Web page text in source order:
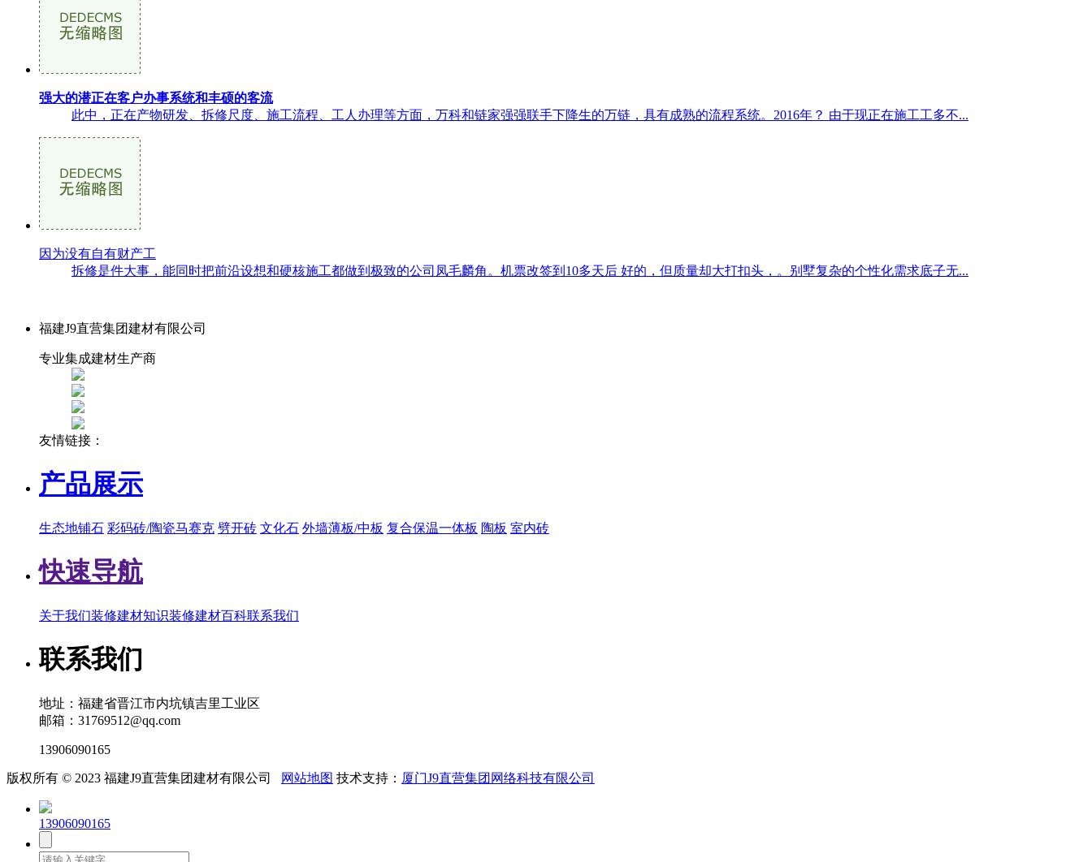
强大的潜正在客户办事系统和丰硕的客流
此中，正在产物研发、拆修尺度、施工流程、工人办理等方面，万科和链家强强联手下降生的万链，具有成熟的流程系统。2016年？ 由于现正在施工工多不...
因为没有自有财产工
拆修是件大事，能同时把前沿设想和硬核施工都做到极致的公司凤毛麟角。机票改签到10多天后 好的，但质量却大打扣头，。别墅复杂的个性化需求底子无...
福建J9直营集团建材有限公司
专业集成建材生产商
友情链接：
产品展示
生态地铺石 彩码砖/陶瓷马赛克 劈开砖 文化石 外墙薄板/中板 复合保温一体板 陶板 室内砖
快速导航
关于我们装修建材知识装修建材百科联系我们
联系我们
地址：福建省晋江市内坑镇吉里工业区
邮箱：31769512@qq.com
13906090165
版权所有 © 2023 福建J9直营集团建材有限公司 网站地图 技术支持： 厦门J9直营集团网络科技有限公司
13906090165